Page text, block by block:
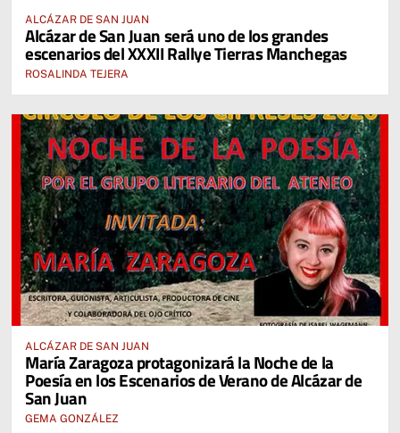
ALCÁZAR DE SAN JUAN
Alcázar de San Juan será uno de los grandes
escenarios del XXXII Rallye Tierras Manchegas
ROSALINDA TEJERA
ALCÁZAR DE SAN JUAN
María Zaragoza protagonizará la Noche de la
Poesía en los Escenarios de Verano de Alcázar de
San Juan
GEMA GONZÁLEZ